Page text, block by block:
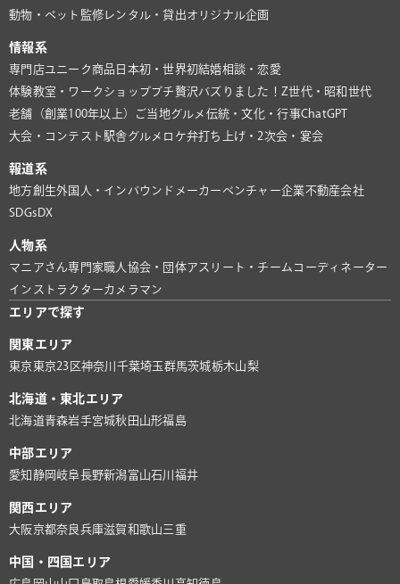
動物・ペット 監修 レンタル・貸出オリジナル企画
情報系
専門店ユニーク商品 日本初・世界初結婚相談・恋愛
体験教室・ワークショッププチ贅沢バズりました！ Z世代・昭和世代
老舗（創業100年以上）
ご当地グルメ 伝統・文化・行事ChatGPT
大会・コンテスト 駅舎グルメ ロケ弁打ち上げ・2次会・宴会
報道系
地方創生外国人・インバウンド メーカー ベンチャー企業不動産会社
SDGs DX
人物系
マニアさん専門家 職人 協会・団体アスリート・チーム コーディネーター
インストラクターカメラマン
エリアで探す
関東エリア
東京 東京23区神奈川 千葉埼玉群馬茨城栃木山梨
北海道・東北エリア
北海道青森岩手宮城秋田 山形福島
中部エリア
愛知 静岡 岐阜長野新潟富山石川 福井
関西エリア
大阪京都奈良兵庫滋賀和歌山 三重
中国・四国エリア